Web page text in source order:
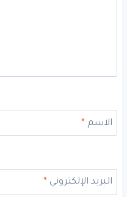
الاسم*
البريد الإلكتروني*